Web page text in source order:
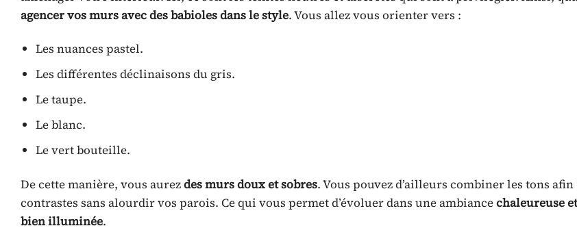
agencer vos murs avec des babioles dans le style. Vous allez vous orienter vers :
Les nuances pastel.
Les différentes déclinaisons du gris.
Le taupe.
Le blanc.
Le vert bouteille.
De cette manière, vous aurezdes murs doux et sobres. Vous pouvez d’ailleurs combiner les tons
contrastes sans alourdir vos parois. Ce qui vous permet d’évoluer dans une ambiancechaleureuse
bien illuminée.